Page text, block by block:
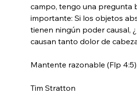
campo, tengo una pregunta
importante: Si los objetos
tienen ningún poder causal,
causan tanto dolor de
Mantente razonable (Flp 4:5),
Tim Stratton